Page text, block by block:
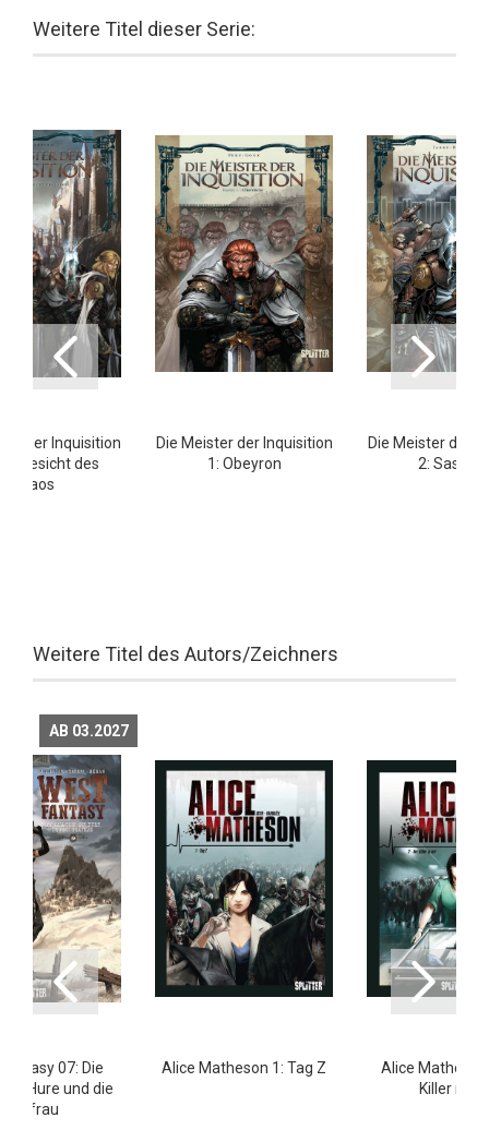
Weitere Titel dieser Serie:
der Inquisition
des
Chaos
Die Meister der Inquisition
1: Obeyron
Die Meister der
2:
Weitere Titel des Autors/Zeichners
AB 03.2027
07: Die
die Hure und die
Orkfrau
Alice Matheson 1: Tag Z
Alice Matheson
Killer in